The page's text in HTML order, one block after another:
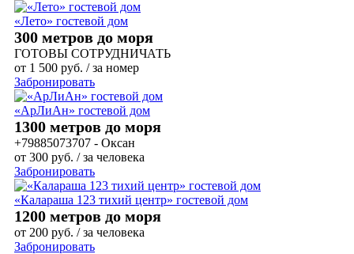
«Лето» гостевой дом
300 метров до моря
ГОТОВЫ СОТРУДНИЧАТЬ
от 1 500 руб. / за номер
Забронировать
«АрЛиАн» гостевой дом
1300 метров до моря
+79885073707 - Оксан
от 300 руб. / за человека
Забронировать
«Калараша 123 тихий центр» гостевой дом
1200 метров до моря
от 200 руб. / за человека
Забронировать